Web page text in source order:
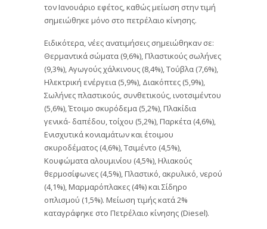
τον Ιανουάριο εφέτος, καθώς μείωση στην τιμή
σημειώθηκε μόνο στο πετρέλαιο κίνησης.
Ειδικότερα, νέες ανατιμήσεις σημειώθηκαν σε:
Θερμαντικά σώματα (9,6%), Πλαστικούς σωλήνες
(9,3%), Αγωγούς χάλκινους (8,4%), Τούβλα (7,6%),
Ηλεκτρική ενέργεια (5,9%), Διακόπτες (5,9%),
Σωλήνες πλαστικούς, συνθετικούς, ινοτσιμέντου
(5,6%), Έτοιμο σκυρόδεμα (5,2%), Πλακίδια
γενικά- δαπέδου, τοίχου (5,2%), Παρκέτα (4,6%),
Ενισχυτικά κονιαμάτων και έτοιμου
σκυροδέματος (4,6%), Τσιμέντο (4,5%),
Κουφώματα αλουμινίου (4,5%), Ηλιακούς
θερμοσίφωνες (4,5%), Πλαστικό, ακρυλικό, νερού
(4,1%), Μαρμαρόπλακες (4%) και Σίδηρο
οπλισμού (1,5%). Μείωση τιμής κατά 2%
καταγράφηκε στο Πετρέλαιο κίνησης (Diesel).